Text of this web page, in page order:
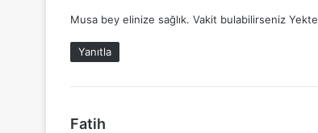
i
k
i
Musa bey elinize sağlık. Vakit bulabilirseniz
Yanıtla
Fatih